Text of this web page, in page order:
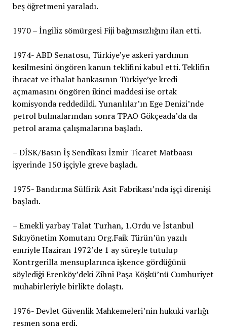
beş öğretmeni yaraladı.
1970 – İngiliz sömürgesi Fiji bağımsızlığını ilan etti.
1974- ABD Senatosu, Türkiye’ye askeri yardımın
kesilmesini öngören kanun teklifini kabul etti. Teklifin
ihracat ve ithalat bankasının Türkiye’ye kredi
açmamasını öngören ikinci maddesi ise ortak
komisyonda reddedildi. Yunanlılar’ın Ege Denizi’nde
petrol bulmalarından sonra TPAO Gökçeada’da da
petrol arama çalışmalarına başladı.
– DİSK/Basın İş Sendikası İzmir Ticaret Matbaası
işyerinde 150 işçiyle greve başladı.
1975- Bandırma Sülfirik Asit Fabrikası’nda işçi direnişi
başladı.
– Emekli yarbay Talat Turhan, 1.Ordu ve İstanbul
Sıkıyönetim Komutanı Org.Faik Türün’ün yazılı
emriyle Haziran 1972’de 1 ay süreyle tutulup
Kontrgerilla mensuplarınca işkence gördüğünü
söylediği Erenköy’deki Zihni Paşa Köşkü’nü Cumhuriyet
muhabirleriyle birlikte dolaştı.
1976- Devlet Güvenlik Mahkemeleri’nin hukuki varlığı
resmen sona erdi.